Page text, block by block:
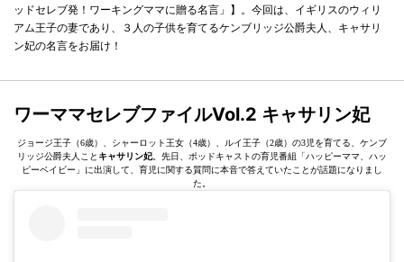
ッドセレブ発！ワーキングママに贈る名言」】。今回は、イギリスのウィリ
アム王子の妻であり、３人の子供を育てるケンブリッジ公爵夫人、キャサリ
ン妃の名言をお届け！
ワーママセレブファイルVol.2 キャサリン妃
ジョージ王子（6歳）、シャーロット王女（4歳）、ルイ王子（2歳）の3児を育てる、ケンブ
リッジ公爵夫人こと キャサリン妃。先日、ポッドキャストの育児番組「ハッピーママ、ハッ
ピーベイビー」に出演して、育児に関する質問に本音で答えていたことが話題になりまし
た。